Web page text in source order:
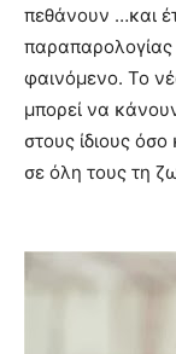
πεθάνουν …και
παραπαρολογίας
φαινόμενο. Το
μπορεί να
στους ίδιους
σε όλη τους τη